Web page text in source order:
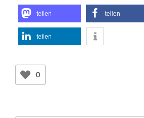
teilen teilen
teilen
0